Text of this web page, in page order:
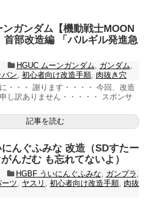
ンガンダム【機動戦士MOON
首部改造編 「バルギル発進急
HGUC ムーンガンダム, ガンダム,
バン, 初心者向け改造手順, 肉抜き穴
・・・ 謝ります・・・・ 今回、改造
し訳ありません・・・・・ スポンサ
記事を読む
にんぐふみな 改造（SDすたー
んだむ も忘れてないよ）
HGBF ういにんぐふみな, ガンプラ ,
ーツ, ヤスリ , 初心者向け改造手順, 肉抜